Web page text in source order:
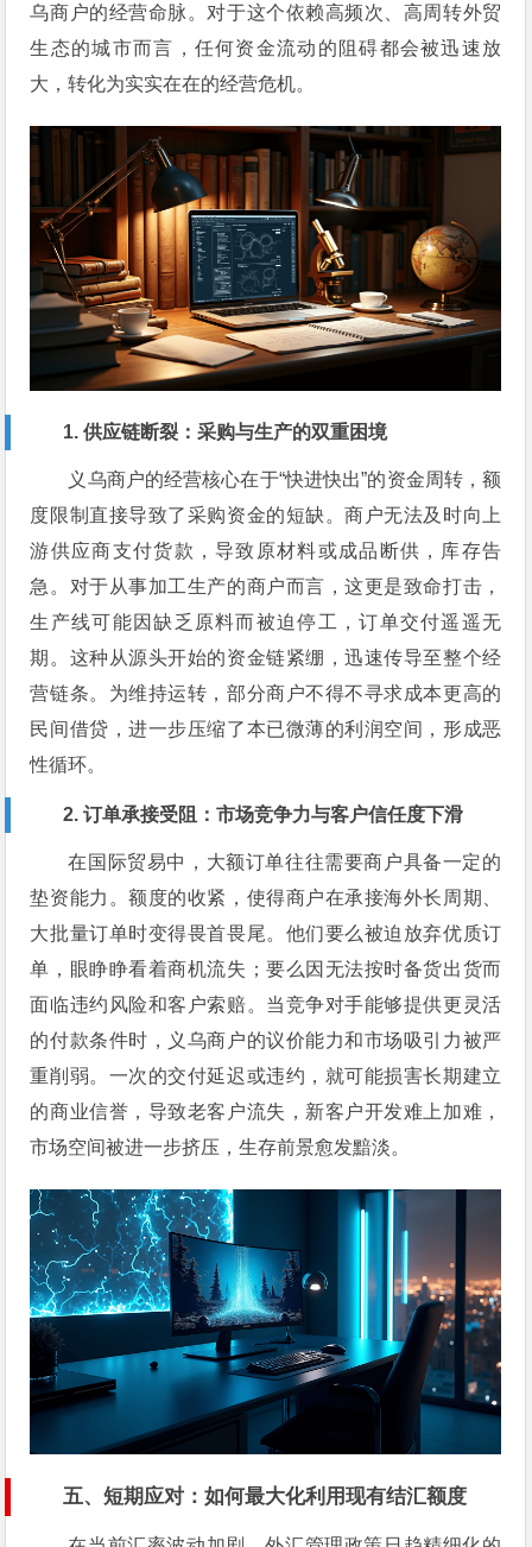
乌商户的经营命脉。对于这个依赖高频次、高周转外贸
生态的城市而言，任何资金流动的阻碍都会被迅速放
大，转化为实实在在的经营危机。
1. 供应链断裂：采购与生产的双重困境
义乌商户的经营核心在于“快进快出”的资金周转，额
度限制直接导致了采购资金的短缺。商户无法及时向上
游供应商支付货款，导致原材料或成品断供，库存告
急。对于从事加工生产的商户而言，这更是致命打击，
生产线可能因缺乏原料而被迫停工，订单交付遥遥无
期。这种从源头开始的资金链紧绷，迅速传导至整个经
营链条。为维持运转，部分商户不得不寻求成本更高的
民间借贷，进一步压缩了本已微薄的利润空间，形成恶
性循环。
2. 订单承接受阻：市场竞争力与客户信任度下滑
在国际贸易中，大额订单往往需要商户具备一定的
垫资能力。额度的收紧，使得商户在承接海外长周期、
大批量订单时变得畏首畏尾。他们要么被迫放弃优质订
单，眼睁睁看着商机流失；要么因无法按时备货出货而
面临违约风险和客户索赔。当竞争对手能够提供更灵活
的付款条件时，义乌商户的议价能力和市场吸引力被严
重削弱。一次的交付延迟或违约，就可能损害长期建立
的商业信誉，导致老客户流失，新客户开发难上加难，
市场空间被进一步挤压，生存前景愈发黯淡。
五、短期应对：如何最大化利用现有结汇额度